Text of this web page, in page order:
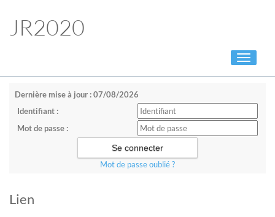
JR2020
Toggle
Dernière mise à jour : 07/08/2026
Identifiant :
Mot de passe :
Mot de passe oublié ?
Lien